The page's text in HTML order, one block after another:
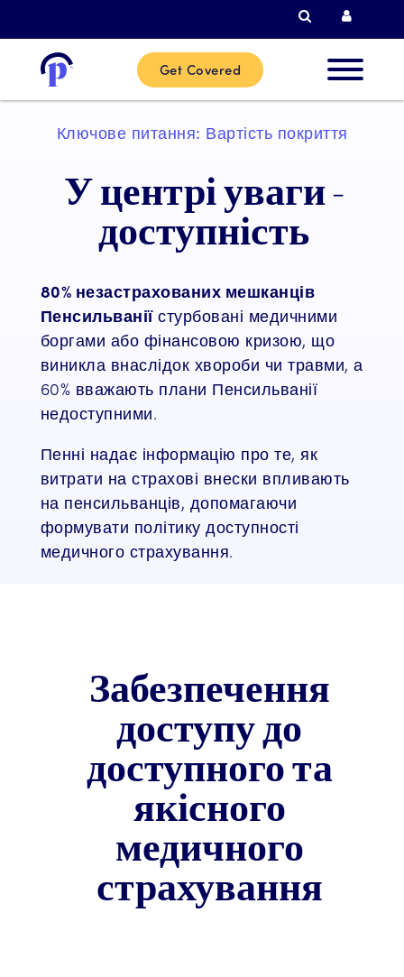
Пошук
Get Covered
Нові
клієнти
Ключове питання: Вартість покриття
У центрі уваги -
доступність
80% незастрахованих мешканців
Пенсильваніїстурбовані медичними
боргами або фінансовою кризою, що
виникла внаслідок хвороби чи травми, а
60% вважають плани Пенсильванії
недоступними.
Пенні надає інформацію про те, як
витрати на страхові внески впливають
на пенсильванців, допомагаючи
формувати політику доступності
медичного страхування.
Забезпечення
доступу до
доступного та
якісного
медичного
страхування